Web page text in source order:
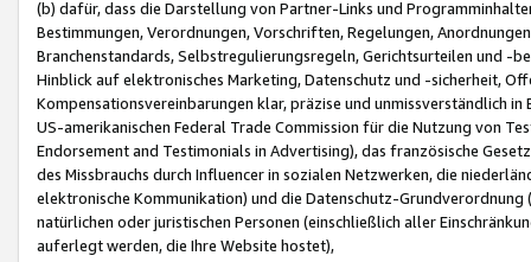
(b) dafür, dass die Darstellung von Partner-Links und
Bestimmungen, Verordnungen, Vorschriften, Regelungen,
Branchenstandards, Selbstregulierungsregeln, Gerichtsurteilen und -
Hinblick auf elektronisches Marketing, Datenschutz und -sicherheit,
Kompensationsvereinbarungen klar, präzise und unmissverständlich
US-amerikanischen Federal Trade Commission für die Nutzung von
Endorsement and Testimonials in Advertising), das französische
des Missbrauchs durch Influencer in sozialen Netzwerken, die
elektronische Kommunikation) und die Datenschutz-
natürlichen oder juristischen Personen (einschließlich aller
auferlegt werden, die Ihre Website hostet),